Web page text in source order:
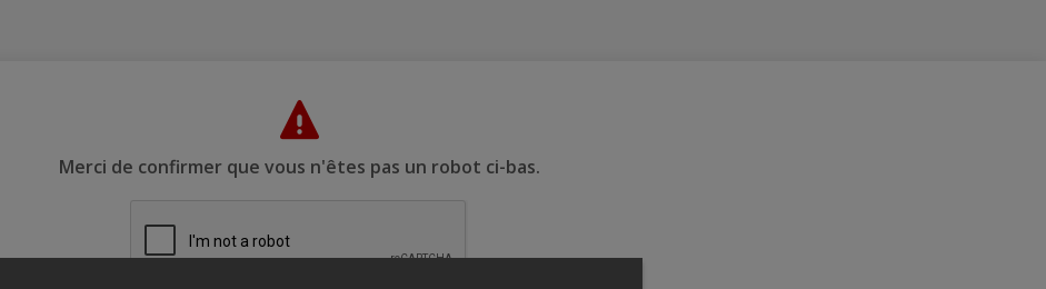
Merci de confirmer que vous n'êtes pas un robot ci-bas.